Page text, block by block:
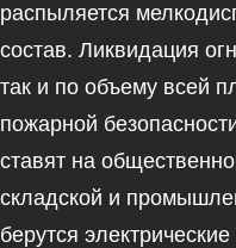
распыляется
состав. Ликвидация
так и по объему всей
пожарной
ставят на
складской и
берутся